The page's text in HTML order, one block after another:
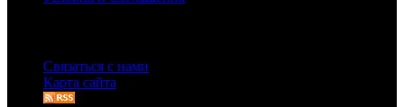
Связаться с нами
Карта сайта